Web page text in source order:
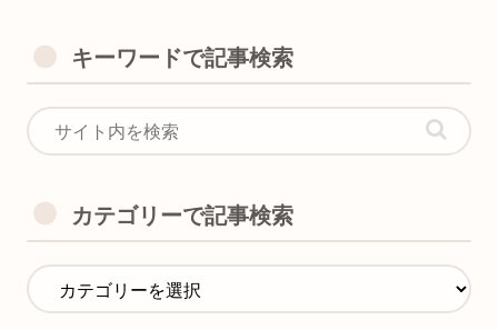
キーワードで記事検索
カテゴリーで記事検索